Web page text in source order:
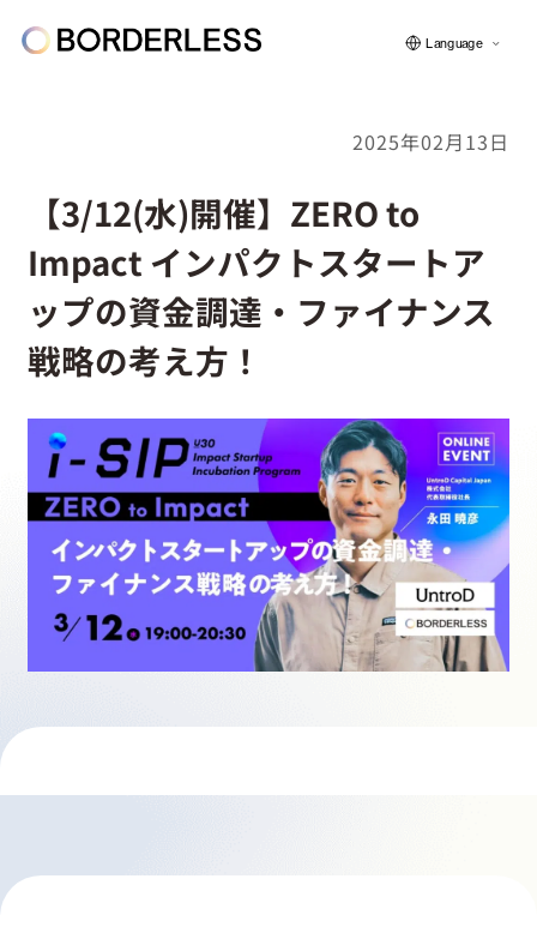
ボーダレスについて
グループの仕組み
ソーシャルビジネス
フェロー紹介
採用情報
起業家になる
Language
2025年02月13日
【3/12(水)開催】ZERO to
Impact インパクトスタートア
ップの資金調達・ファイナンス
戦略の考え方！